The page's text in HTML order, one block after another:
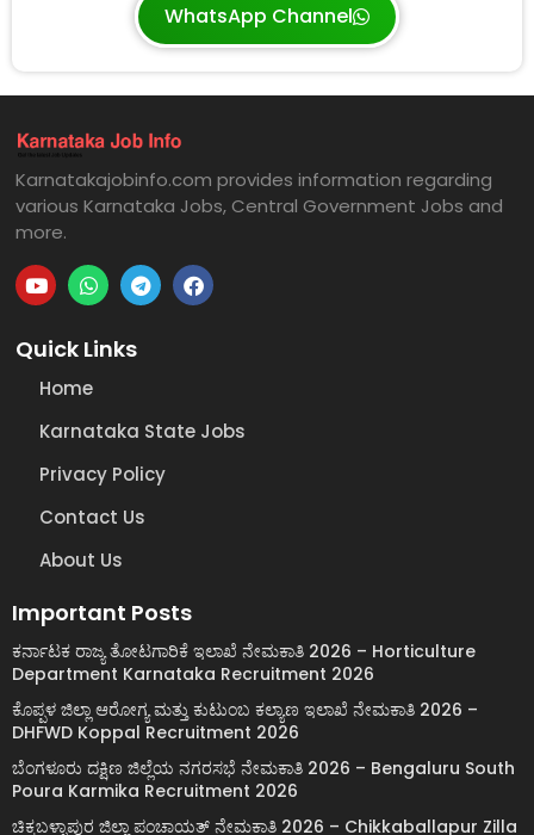
WhatsApp Channel
Karnatakajobinfo.com provides information regarding
various Karnataka Jobs, Central Government Jobs and
more.
Quick Links
Home
Karnataka State Jobs
Privacy Policy
Contact Us
About Us
Important Posts
ಕರ್ನಾಟಕ ರಾಜ್ಯ ತೋಟಗಾರಿಕೆ ಇಲಾಖೆ ನೇಮಕಾತಿ 2026 – Horticulture
Department Karnataka Recruitment 2026
ಕೊಪ್ಪಳ ಜಿಲ್ಲಾ ಆರೋಗ್ಯ ಮತ್ತು ಕುಟುಂಬ ಕಲ್ಯಾಣ ಇಲಾಖೆ ನೇಮಕಾತಿ 2026 –
DHFWD Koppal Recruitment 2026
ಬೆಂಗಳೂರು ದಕ್ಷಿಣ ಜಿಲ್ಲೆಯ ನಗರಸಭೆ ನೇಮಕಾತಿ 2026 – Bengaluru South
Poura Karmika Recruitment 2026
ಚಿಕ್ಕಬಳ್ಳಾಪುರ ಜಿಲ್ಲಾ ಪಂಚಾಯತ್ ನೇಮಕಾತಿ 2026 – Chikkaballapur Zilla